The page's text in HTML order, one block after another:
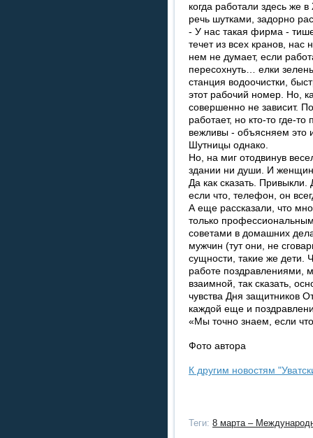
когда работали здесь
речь шутками, задорно
- У нас такая фирма -
течет из всех кранов, нас
нем не думает, если
пересохнуть… елки
станция водоочистки,
этот рабочий номер. Но,
совершенно не зависит.
работает, но кто-то где-
вежливы - объясняем
Шутницы однако.
Но, на миг отодвинув
здании ни души. И
Да как сказать.
если что, телефон, он
А еще рассказали, что
только
советами в домашних
мужчин (тут они, не
сущности, такие же дети.
работе поздравлениями,
взаимной, так сказать,
чувства Дня защитников
каждой еще и
«Мы точно знаем, если
Фото автора
К другим новостям
Теги: 8 марта –